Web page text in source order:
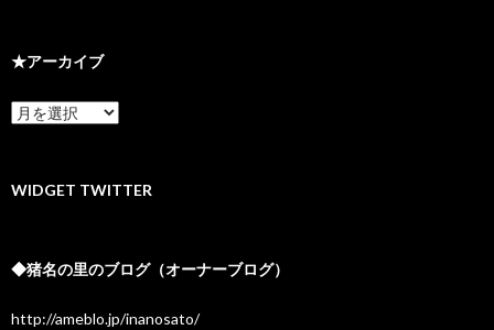
★アーカイブ
★
ア
イ
WIDGET TWITTER
◆猪名の里のブログ（オーナーブログ）
http://ameblo.jp/inanosato/